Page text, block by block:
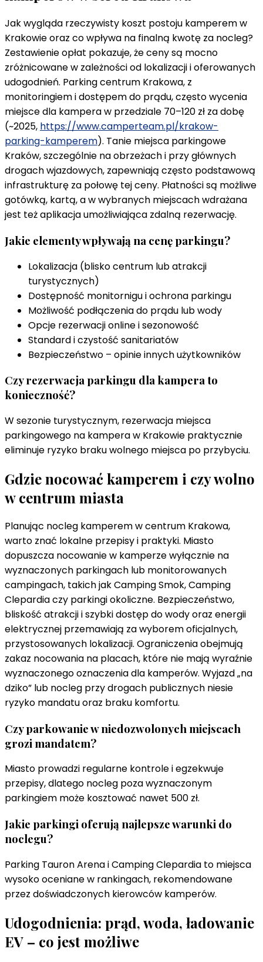
Jak wygląda rzeczywisty koszt postoju kamperem w
Krakowie oraz co wpływa na finalną kwotę za nocleg?
Zestawienie opłat pokazuje, że ceny są mocno
zróżnicowane w zależności od lokalizacji i oferowanych
udogodnień. Parking centrum Krakowa, z
monitoringiem i dostępem do prądu, często wycenia
miejsce dla kampera w przedziale 70–120 zł za dobę
(~2025, https://www.camperteam.pl/krakow-
parking-kamperem). Tanie miejsca parkingowe
Kraków, szczególnie na obrzeżach i przy głównych
drogach wjazdowych, zapewniają często podstawową
infrastrukturę za połowę tej ceny. Płatności są możliwe
gotówką, kartą, a w wybranych miejscach wdrażana
jest też aplikacja umożliwiająca zdalną rezerwację.
Jakie elementy wpływają na cenę parkingu?
Lokalizacja (blisko centrum lub atrakcji
turystycznych)
Dostępność monitornigu i ochrona parkingu
Możliwość podłączenia do prądu lub wody
Opcje rezerwacji online i sezonowość
Standard i czystość sanitariatów
Bezpieczeństwo – opinie innych użytkowników
Czy rezerwacja parkingu dla kampera to
konieczność?
W sezonie turystycznym, rezerwacja miejsca
parkingowego na kampera w Krakowie praktycznie
eliminuje ryzyko braku wolnego miejsca po przybyciu.
Gdzie nocować kamperem i czy wolno
w centrum miasta
Planując nocleg kamperem w centrum Krakowa,
warto znać lokalne przepisy i praktyki. Miasto
dopuszcza nocowanie w kamperze wyłącznie na
wyznaczonych parkingach lub monitorowanych
campingach, takich jak Camping Smok, Camping
Clepardia czy parkingi okoliczne. Bezpieczeństwo,
bliskość atrakcji i szybki dostęp do wody oraz energii
elektrycznej przemawiają za wyborem oficjalnych,
przystosowanych lokalizacji. Ograniczenia obejmują
zakaz nocowania na placach, które nie mają wyraźnie
wyznaczonego oznaczenia dla kamperów. Wyjazd „na
dziko” lub nocleg przy drogach publicznych niesie
ryzyko mandatu oraz braku komfortu.
Czy parkowanie w niedozwolonych miejscach
grozi mandatem?
Miasto prowadzi regularne kontrole i egzekwuje
przepisy, dlatego nocleg poza wyznaczonym
parkingiem może kosztować nawet 500 zł.
Jakie parkingi oferują najlepsze warunki do
noclegu?
Parking Tauron Arena i Camping Clepardia to miejsca
wysoko oceniane w rankingach, rekomendowane
przez doświadczonych kierowców kamperów.
Udogodnienia: prąd, woda, ładowanie
EV – co jest możliwe